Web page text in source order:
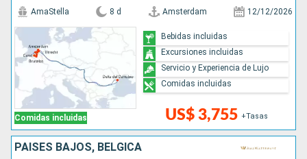
Comidas incluidas
AmaStella 8 d Amsterdam 12/12/2026
US$ 3,755 +Tasas
Bebidas incluidas
Excursiones incluidas
Servicio y Experiencia de Lujo
Comidas incluidas
PAISES BAJOS, BÉLGICA